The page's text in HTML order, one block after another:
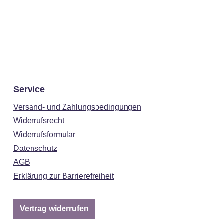
Service
Versand- und Zahlungsbedingungen
Widerrufsrecht
Widerrufsformular
Datenschutz
AGB
Erklärung zur Barrierefreiheit
Vertrag widerrufen